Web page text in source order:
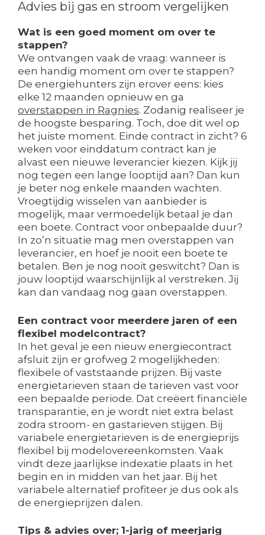
Advies bij gas en stroom vergelijken
Wat is een goed moment om over te
stappen?
We ontvangen vaak de vraag: wanneer is
een handig moment om over te stappen?
De energiehunters zijn erover eens: kies
elke 12 maanden opnieuw en ga
overstappen in Ragnies. Zodanig realiseer je
de hoogste besparing. Toch, doe dit wel op
het juiste moment. Einde contract in zicht? 6
weken voor einddatum contract kan je
alvast een nieuwe leverancier kiezen. Kijk jij
nog tegen een lange looptijd aan? Dan kun
je beter nog enkele maanden wachten.
Vroegtijdig wisselen van aanbieder is
mogelijk, maar vermoedelijk betaal je dan
een boete. Contract voor onbepaalde duur?
In zo’n situatie mag men overstappen van
leverancier, en hoef je nooit een boete te
betalen. Ben je nog nooit geswitcht? Dan is
jouw looptijd waarschijnlijk al verstreken. Jij
kan dan vandaag nog gaan overstappen.
Een contract voor meerdere jaren of een
flexibel modelcontract?
In het geval je een nieuw energiecontract
afsluit zijn er grofweg 2 mogelijkheden:
flexibele of vaststaande prijzen. Bij vaste
energietarieven staan de tarieven vast voor
een bepaalde periode. Dat creëert financiële
transparantie, en je wordt niet extra belast
zodra stroom- en gastarieven stijgen. Bij
variabele energietarieven is de energieprijs
flexibel bij modelovereenkomsten. Vaak
vindt deze jaarlijkse indexatie plaats in het
begin en in midden van het jaar. Bij het
variabele alternatief profiteer je dus ook als
de energieprijzen dalen.
Tips & advies over; 1-jarig of meerjarig